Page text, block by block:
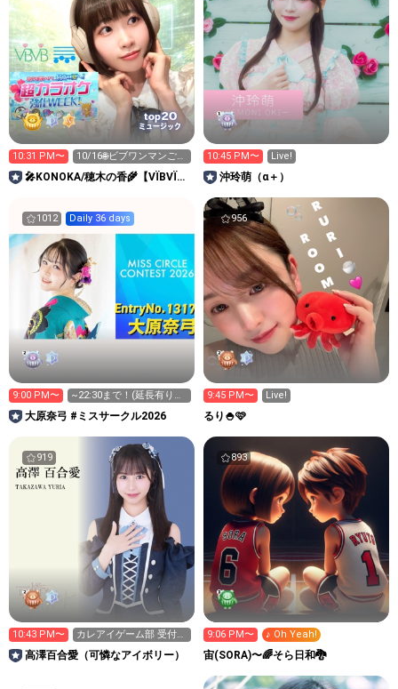
top20
ミュージック
10:31 PM〜
10/16🌐ビブワンマンご予
約スタート❤️‍🔥
🎤KONOKA/穂木の香🌾【VÏBVÏB/
10:45 PM〜 Live!
沖玲萌（α＋）
1012 Daily 36 days
9:00 PM〜
~22:30まで！(延長有りか
も)次は9:00~
大原奈弓 #ミスサークル2026
956
9:45 PM〜 Live!
るり🍚🩷
919
10:43 PM〜
カレアイゲーム部 受付本
日まで！
高澤百合愛（可憐なアイボリー）
893
9:06 PM〜 ♪ Oh Yeah!
宙(SORA)〜🌈そら日和🐉